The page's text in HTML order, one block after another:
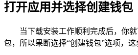
打开应用并选择创建钱包
当下载安装工作顺利完成后，你
包，所以果断选择“创建钱包”选项，